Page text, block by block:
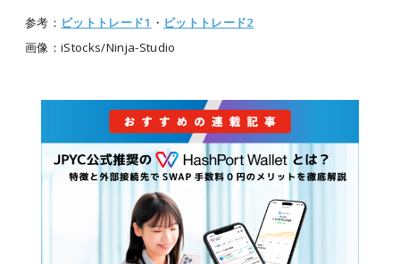
参考： ビットトレード1 ・ ビットトレード2
画像：iStocks/Ninja-Studio